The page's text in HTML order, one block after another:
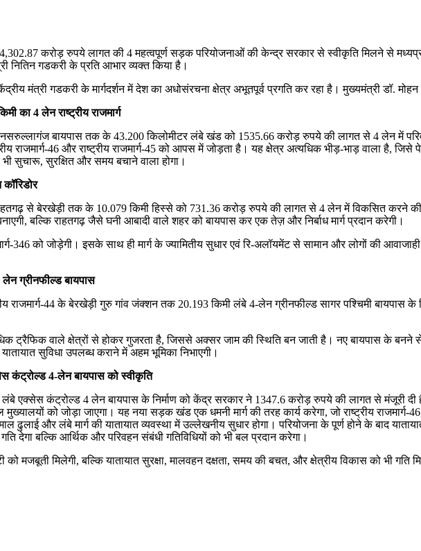
करोड़ रुपये लागत की 4 महत्वपूर्ण सड़क परियोजनाओं की केन्द्र सरकार से स्वीकृति मिलने से
नितिन गडकरी के प्रति आभार व्यक्त किया है।
मंत्री गडकरी के मार्गदर्शन में देश का अधोसंरचना क्षेत्र अभूतपूर्व प्रगति कर रहा है। मुख्यमंत्री डॉ.
का 4 लेन राष्ट्रीय राजमार्ग
नसरुल्लागंज बायपास तक के 43.200 किलोमीटर लंबे खंड को 1535.66 करोड़ रुपये की लागत से 4 लेन में
राजमार्ग-46 और राष्ट्रीय राजमार्ग-45 को आपस में जोड़ता है। यह क्षेत्र अत्यधिक भीड़-भाड़ वाला है,
सुचारू, सुरक्षित और समय बचाने वाला होगा।
राहतगढ़ से बेरखेड़ी तक के 10.079 किमी हिस्से को 731.36 करोड़ रुपये की लागत से 4 लेन में विकसित करने की
बल्कि राहतगढ़ जैसे घनी आबादी वाले शहर को बायपास कर एक तेज़ और निर्बाध मार्ग प्रदान करेगी।
346 को जोड़ेगी। इसके साथ ही मार्ग के ज्यामितीय सुधार एवं रि-अलॉयमेंट से सामान और लोगों की
ग्रीनफील्ड बायपास
राजमार्ग-44 के बेरखेड़ी गुरु गांव जंक्शन तक 20.193 किमी लंबे 4-लेन ग्रीनफील्ड सागर पश्चिमी
ट्रैफिक वाले क्षेत्रों से होकर गुजरता है, जिससे अक्सर जाम की स्थिति बन जाती है। नए बायपास के बनने
सुविधा उपलब्ध कराने में अहम भूमिका निभाएगी।
कंट्रोल्ड 4-लेन बायपास को स्वीकृति
लंबे एक्सेस कंट्रोल्ड 4 लेन बायपास के निर्माण को केंद्र सरकार ने 1347.6 करोड़ रुपये की लागत से मंजूरी दी
को जोड़ा जाएगा। यह नया सड़क खंड एक धमनी मार्ग की तरह कार्य करेगा, जो राष्ट्रीय राजमार्ग-
ढुलाई और लंबे मार्ग की यातायात व्यवस्था में उल्लेखनीय सुधार होगा। परियोजना के पूर्ण होने के बाद
देगा बल्कि आर्थिक और परिवहन संबंधी गतिविधियों को भी बल प्रदान करेगा।
मजबूती मिलेगी, बल्कि यातायात सुरक्षा, मालवहन दक्षता, समय की बचत, और क्षेत्रीय विकास को भी